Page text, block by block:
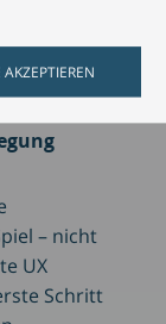
AKZEPTIEREN
Smartphone-
oder zur
– nicht
UX
Schritt